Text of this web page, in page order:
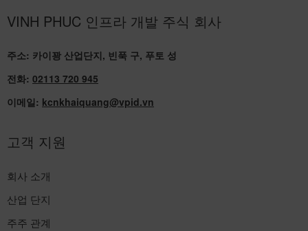
VINH PHUC 인프라 개발 주식 회사
주소: 카이꽝 산업단지, 빈푹 구, 푸토 성
전화: 02113 720 945
이메일: kcnkhaiquang@vpid.vn
고객 지원
회사 소개
산업 단지
주주 관계